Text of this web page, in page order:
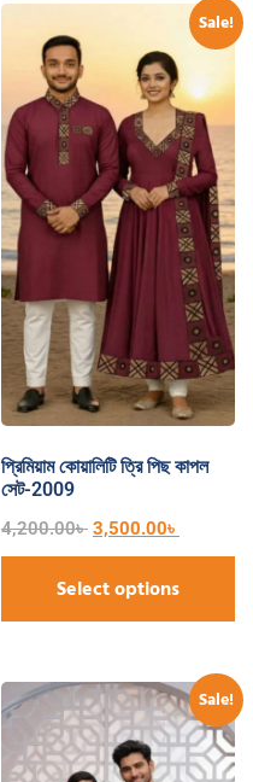
Sale!
প্রিমিয়াম কোয়ালিটি ত্রি পিছ কাপল
সেট-2009
4,200.00৳ 3,500.00৳
Select options
Sale!